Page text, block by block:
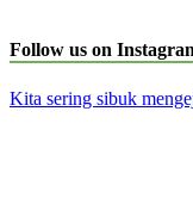
Follow us on
Kita sering sibuk